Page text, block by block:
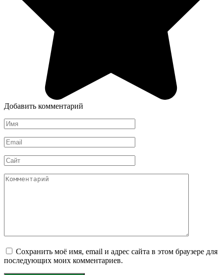
Добавить комментарий
Имя
*
Email
*
Сайт
Комментарий
Сохранить моё имя, email и адрес сайта в этом браузере для
последующих моих комментариев.